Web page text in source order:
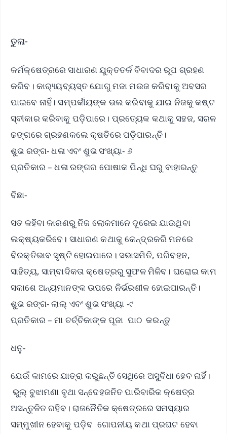
ତୁଳା-
କର୍ମକ୍ଷେତ୍ରରେ ସାଧାରଣ ଯୁକ୍ତତର୍କ ବିବାଦର ରୂପ ଗ୍ରହଣ
କରିବ। କାର‌୍ୟ୍ୟବ୍ୟସ୍ତ ଯୋଗୁ ମଜା ମଉଜ କରିବାକୁ ଅବସର
ପାଇବେ ନାହିଁ। ସମ୍ପର୍କୀୟଙ୍କ ଭଲ କରିବାକୁ ଯାଇ ନିଜକୁ କଷ୍ଟ
ସ୍ବୀକାର କରିବାକୁ ପଡ଼ିପାରେ। ପ୍ରତ୍ୟେକ କଥାକୁ ସହଜ, ସରଳ
ଢଙ୍ଗରେ ଗ୍ରହଣକଲେ କ୍ଷତିରେ ପଡ଼ିପାରନ୍ତି।
ଶୁଭ ରଙ୍ଗ- ଧଳା ଏବଂ ଶୁଭ ସଂଖ୍ୟା- ୬
ପ୍ରତିକାର – ଧଳା ରଙ୍ଗର ପୋଷାକ ପିନ୍ଧି ଘରୁ ବାହାରନ୍ତୁ
ବିଛା-
ସତ କହିବା କାରଣରୁ ନିଜ ଲୋକମାନେ ଦୂରେଇ ଯାଉଥିବା
ଲକ୍ଷ୍ୟକରିବେ। ସାଧାରଣ କଥାକୁ କେନ୍ଦ୍ରକରି ମନରେ
ବିରକ୍ତିଭାବ ସୃଷ୍ଟି ହୋଇପାରେ। ସଭାସମିତି, ପରିବହନ,
ସାହିତ୍ୟ, ସାମ୍ବାଦିକତା କ୍ଷେତ୍ରରୁ ସୁଫଳ ମିଳିବ। ଘରୋଇ କାମ
ସକାଶେ ଅନ୍ୟମାନଙ୍କ ଉପରେ ନିର୍ଭରଶୀଳ ହୋଇପାରନ୍ତି।
ଶୁଭ ରଙ୍ଗ- ଲାଲ୍ ଏବଂ ଶୁଭ ସଂଖ୍ୟା -୯
ପ୍ରତିକାର – ମା ଚର୍ଚ୍ଚିକାଙ୍କ ପୂଜା ପାଠ କରନ୍ତୁ
ଧନୁ-
ଯେଉଁ କାମରେ ଯାତ୍ରା କରୁଛନ୍ତି ସେଥିରେ ଅସୁବିଧା ହେବ ନାହିଁ।
ଭୁଲ୍ ବୁଝାମଣା ବୃଥା ସନ୍ଦେହଜନିତ ପାରିବାରିକ କ୍ଷେତ୍ର
ଅସନ୍ତୁଳିତ ରହିବ। ରାଜନୈତିକ କ୍ଷେତ୍ରରେ ସମସ୍ୟାର
ସମ୍ମୁଖୀନ ହେବାକୁ ପଡ଼ିବ ଗୋପନୀୟ କଥା ପ୍ରଘଟ ହେବା